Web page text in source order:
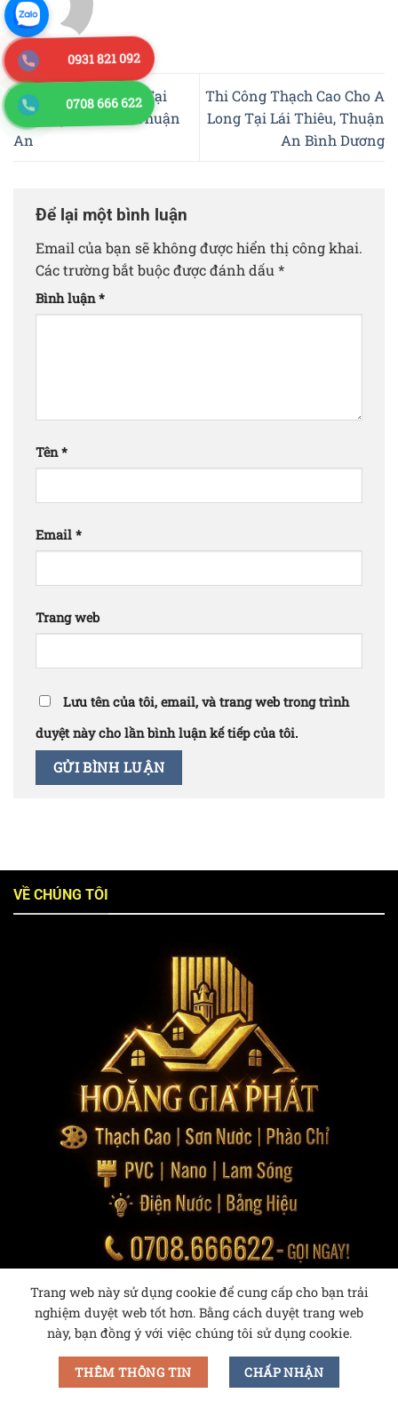
Thi công thạch cao Tại
Phường Bình Hòa Thuận
An
Thi Công Thạch Cao Cho A
Long Tại Lái Thiêu, Thuận
An Bình Dương
Để lại một bình luận
Email của bạn sẽ không được hiển thị công khai.
Các trường bắt buộc được đánh dấu*
Bình luận*
Tên*
Email *
Trang web
Lưu tên của tôi, email, và trang web trong trình
duyệt này cho lần bình luận kế tiếp của tôi.
VỀ CHÚNG TÔI
0931 821 092
0708 666 622
Trang web này sử dụng cookie để cung cấp cho bạn trải
nghiệm duyệt web tốt hơn. Bằng cách duyệt trang web
này, bạn đồng ý với việc chúng tôi sử dụng cookie.
THÊM THÔNG TIN CHẤP NHẬN